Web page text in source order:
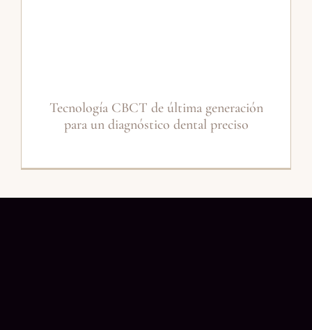
Tecnología CBCT de última generación
para un diagnóstico dental preciso